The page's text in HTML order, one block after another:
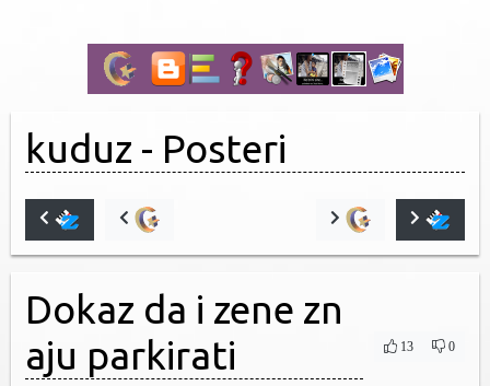
kuduz - Posteri
Dokaz da i zene zn
aju parkirati
13 0